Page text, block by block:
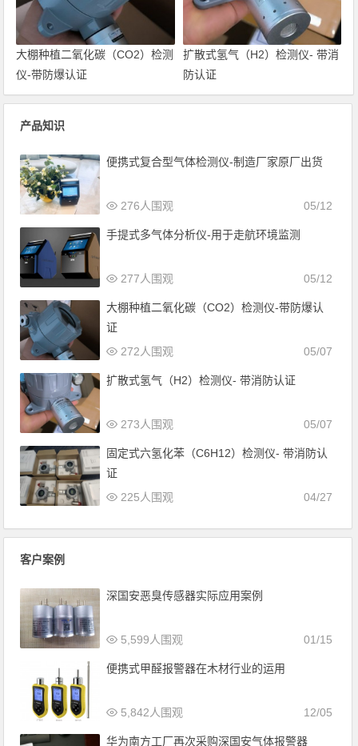
大棚种植二氧化碳（CO2）检测
仪-带防爆认证
扩散式氢气（H2）检测仪- 带消
防认证
产品知识
便携式复合型气体检测仪-制造厂家原厂出货
05/12
276人围观
手提式多气体分析仪-用于走航环境监测
05/12
277人围观
大棚种植二氧化碳（CO2）检测仪-带防爆认
证
05/07
272人围观
扩散式氢气（H2）检测仪- 带消防认证
05/07
273人围观
固定式六氢化苯（C6H12）检测仪- 带消防认
证
04/27
225人围观
客户案例
深国安恶臭传感器实际应用案例
01/15
5,599人围观
便携式甲醛报警器在木材行业的运用
12/05
5,842人围观
华为南方工厂再次采购深国安气体报警器